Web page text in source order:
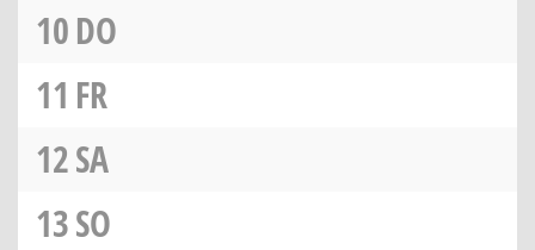
10DO
11 FR
12SA
13SO